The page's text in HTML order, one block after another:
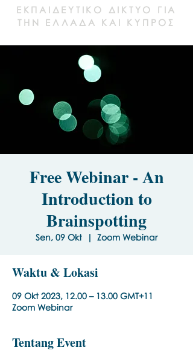
ΕΚΠΑΙΔΕΥΤΙΚΟ ΔΙΚΤΥΟ ΓΙΑ
ΤΗΝ ΕΛΛΑΔΑ ΚΑΙ ΚΥΠΡΟΣ
Free Webinar - An
Introduction to
Brainspotting
Sen, 09 Okt
  |
Zoom Webinar
Waktu & Lokasi
09 Okt 2023, 12.00 – 13.00 GMT+11
Zoom Webinar
Tentang Event